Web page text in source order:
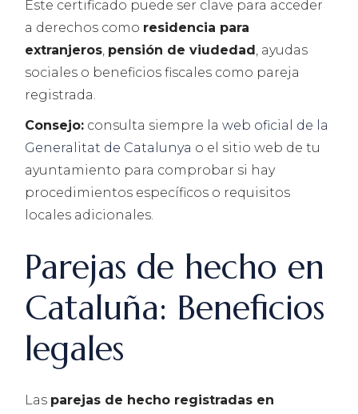
Este certificado puede ser clave para acceder
a derechos como residencia para
extranjeros, pensión de viudedad, ayudas
sociales o beneficios fiscales como pareja
registrada.
Consejo: consulta siempre laweb oficial de la
Generalitat de Catalunya o el sitio web de tu
ayuntamiento para comprobar si hay
procedimientos específicos o requisitos
locales adicionales.
Parejas de hecho en
Cataluña: Beneficios
legales
Las parejas de hecho registradas en